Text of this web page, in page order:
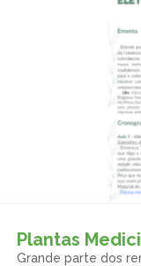
Plantas
Grande parte dos